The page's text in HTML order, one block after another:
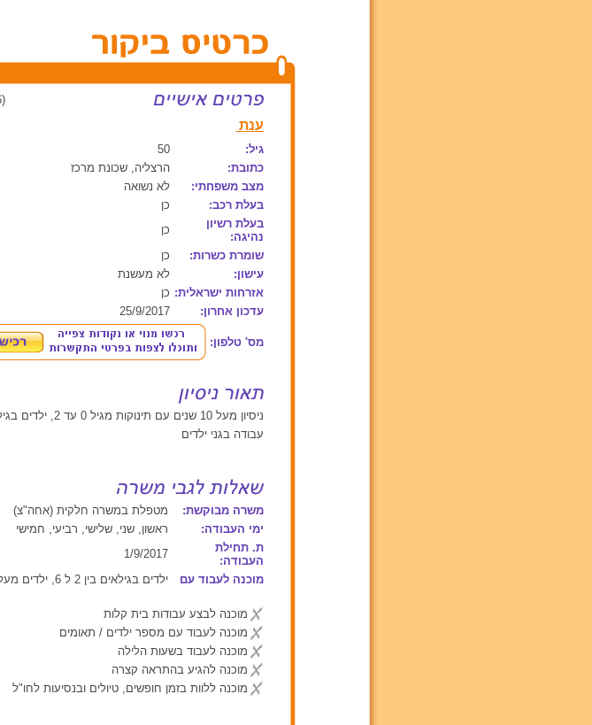
(99996)
ענת
גיל:
50
כתובת:
הרצליה, שכונת מרכז
מצב משפחתי:
לא נשואה
בעלת רכב:
כן
בעלת רשיון
נהיגה:
כן
שומרת כשרות:
כן
עישון:
לא מעשנת
אזרחות ישראלית: כן
עדכון אחרון:
25/9/2017
מס' טלפון:
ניסיון מעל 10 שנים עם תינוקות מגיל 0 עד 2, ילדים בגילאים בין 2 ל 6, ילדים מעל גיל 6
עבודה בגני ילדים
משרה מבוקשת:
מטפלת במשרה חלקית (אחה"צ)
ימי העבודה:
ראשון, שני, שלישי, רביעי, חמישי
ת. תחילת
העבודה:
1/9/2017
מוכנה לעבוד עם
ילדים בגילאים בין 2 ל 6, ילדים מעל גיל 6
מוכנה לבצע עבודות בית קלות
מוכנה לעבוד עם מספר ילדים / תאומים
מוכנה לעבוד בשעות הלילה
מוכנה להגיע בהתראה קצרה
מוכנה ללוות בזמן חופשים, טיולים ובנסיעות לחו"ל